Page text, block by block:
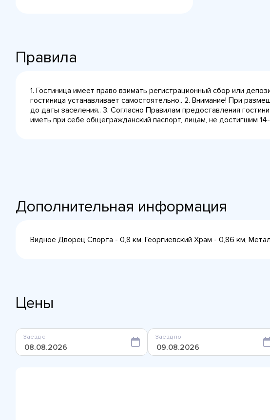
Правила
1. Гостиница имеет право взимать регистрационный сбор или
гостиница устанавливает самостоятельно.. 2. Внимание! При
до даты заселения.. 3. Согласно Правилам предоставления
иметь при себе общегражданский паспорт, лицам, не достигшим
Дополнительная информация
Видное Дворец Спорта - 0,8 км, Георгиевский Храм - 0,86 км,
Цены
Заезд с Заезд по